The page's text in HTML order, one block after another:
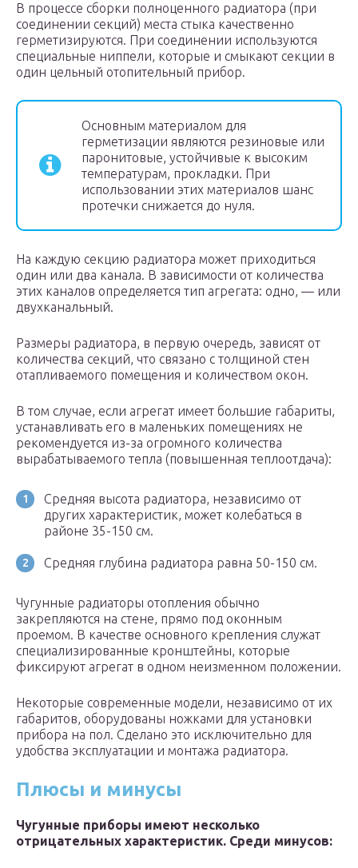
В процессе сборки полноценного радиатора (при
соединении секций) места стыка качественно
герметизируются. При соединении используются
специальные ниппели, которые и смыкают секции в
один цельный отопительный прибор.
Основным материалом для
герметизации являются резиновые или
паронитовые, устойчивые к высоким
температурам, прокладки. При
использовании этих материалов шанс
протечки снижается до нуля.
На каждую секцию радиатора может приходиться
один или два канала. В зависимости от количества
этих каналов определяется тип агрегата: одно, — или
двухканальный.
Размеры радиатора, в первую очередь, зависят от
количества секций, что связано с толщиной стен
отапливаемого помещения и количеством окон.
В том случае, если агрегат имеет большие габариты,
устанавливать его в маленьких помещениях не
рекомендуется из-за огромного количества
вырабатываемого тепла (повышенная теплоотдача):
Средняя высота радиатора, независимо от
других характеристик, может колебаться в
районе 35-150 см.
Средняя глубина радиатора равна 50-150 см.
Чугунные радиаторы отопления обычно
закрепляются на стене, прямо под оконным
проемом. В качестве основного крепления служат
специализированные кронштейны, которые
фиксируют агрегат в одном неизменном положении.
Некоторые современные модели, независимо от их
габаритов, оборудованы ножками для установки
прибора на пол. Сделано это исключительно для
удобства эксплуатации и монтажа радиатора.
Плюсы и минусы
Чугунные приборы имеют несколько
отрицательных характеристик. Среди минусов: